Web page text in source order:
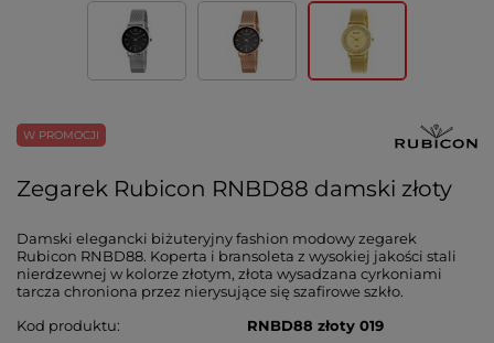
W PROMOCJI
Zegarek Rubicon RNBD88 damski złoty
Damski elegancki biżuteryjny fashion modowy zegarek
Rubicon RNBD88. Koperta i bransoleta z wysokiej jakości stali
nierdzewnej w kolorze złotym, złota wysadzana cyrkoniami
tarcza chroniona przez nierysujące się szafirowe szkło.
Kod produktu
RNBD88 złoty 019